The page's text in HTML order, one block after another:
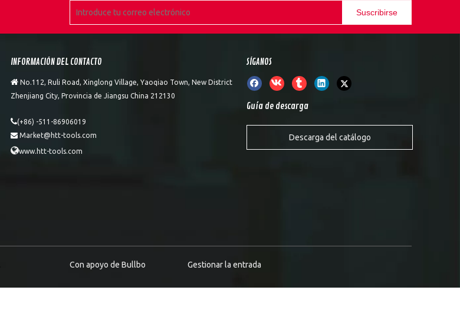
Suscribirse
INFORMACIÓN DEL CONTACTO
 No.112, Ruli Road, Xinglong Village, Yaoqiao Town, New District
Zhenjiang City, Provincia de Jiangsu China 212130
(+86) -511-86906019
 Market@htt-tools.com
www.htt-tools.com
SÍGANOS
Guía de descarga
Descarga del catálogo
Con apoyo de Bullbo Gestionar la entrada